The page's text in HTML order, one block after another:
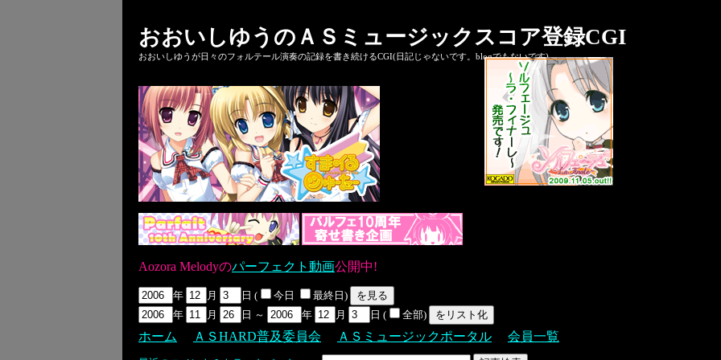
おおいしゆうのＡＳミュージックスコア登録CGI
おおいしゆうが日々のフォルテール演奏の記録を書き続けるCGI(日記じゃないです。blogでもないです)
Aozora Melodyのパーフェクト動画公開中!
年 月 日 ( 今日
最終日)
年
月 日 ～ 年 月 日 ( 全部)
ホーム ＡＳHARD普及委員会 ＡＳミュージックポータル 会員一覧